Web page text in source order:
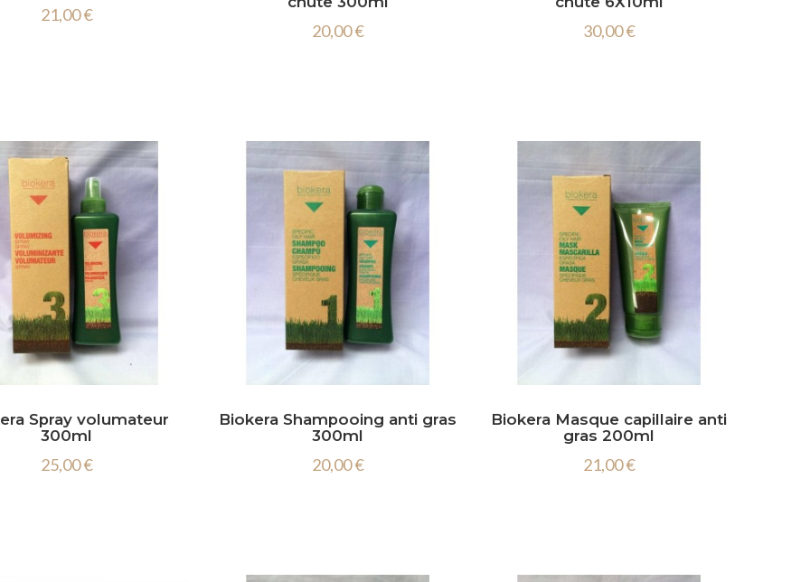
21,00 €
20,00 € 30,00 €

Spray volumateur
300ml
25,00 €

Biokera Shampooing anti gras
300ml
20,00 €

Biokera Masque capillaire anti
gras 200ml
21,00 €